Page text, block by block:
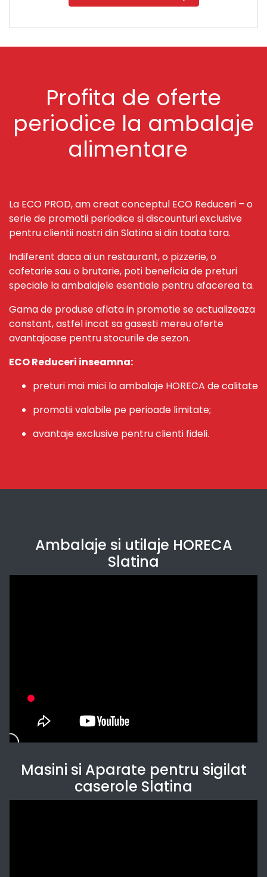
Profita de oferte
periodice la ambalaje
alimentare
La ECO PROD, am creat conceptul ECO Reduceri – o
serie de promotii periodice si discounturi exclusive
pentru clientii nostri din Slatina si din toata tara.
Indiferent daca ai un restaurant, o pizzerie, o
cofetarie sau o brutarie, poti beneficia de preturi
speciale la ambalajele esentiale pentru afacerea ta.
Gama de produse aflata in promotie se actualizeaza
constant, astfel incat sa gasesti mereu oferte
avantajoase pentru stocurile de sezon.
ECO Reduceri inseamna:
preturi mai mici la ambalaje HORECA de calitate
promotii valabile pe perioade limitate;
avantaje exclusive pentru clienti fideli.
Ambalaje si utilaje HORECA
Slatina
Masini si Aparate pentru sigilat
caserole Slatina